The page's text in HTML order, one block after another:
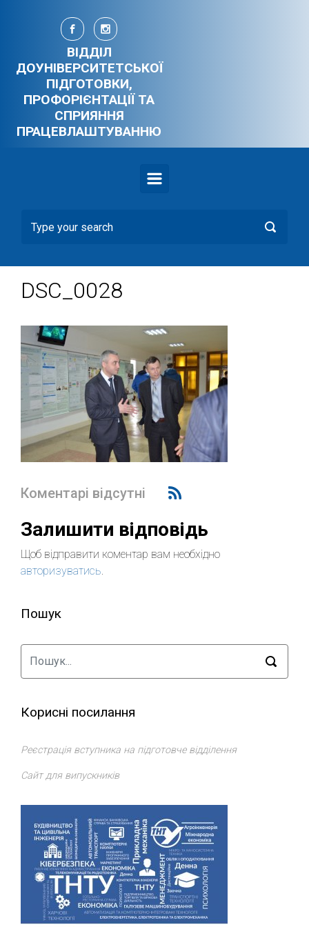
Skip to main content
ВІДДІЛ
ДОУНІВЕРСИТЕТСЬКОЇ
ПІДГОТОВКИ,
ПРОФОРІЄНТАЦІЇ ТА
СПРИЯННЯ
ПРАЦЕВЛАШТУВАННЮ
DSC_0028
Коментарі відсутні
Залишити відповідь
Щоб відправити коментар вам необхідно
авторизуватись.
Пошук
Корисні посилання
Реєстрація вступника на підготовче відділення
Сайт для випускників